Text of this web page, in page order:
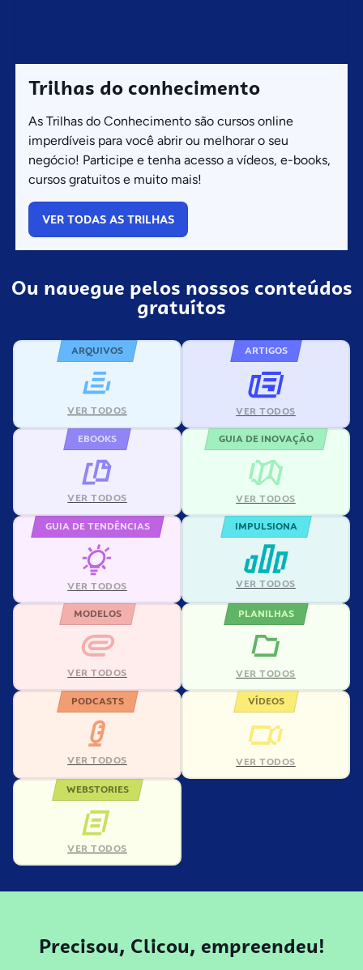
Trilhas do conhecimento
As Trilhas do Conhecimento são cursos online
imperdíveis para você abrir ou melhorar o seu
negócio! Participe e tenha acesso a vídeos, e-books,
cursos gratuitos e muito mais!
VER TODAS AS TRILHAS
Ou navegue pelos nossos conteúdos
gratuítos
ARQUIVOS
VER TODOS
ARTIGOS
VER TODOS
EBOOKS
VER TODOS
GUIA DE INOVAÇÃO
VER TODOS
GUIA DE TENDÊNCIAS
VER TODOS
IMPULSIONA
VER TODOS
MODELOS
VER TODOS
PLANILHAS
VER TODOS
PODCASTS
VER TODOS
VÍDEOS
VER TODOS
WEBSTORIES
VER TODOS
Precisou, Clicou, empreendeu!